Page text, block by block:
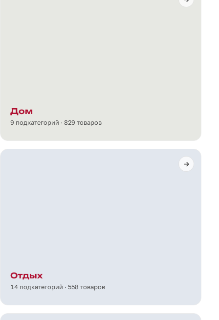
Дом
9 подкатегорий · 829 товаров
Отдых
14 подкатегорий · 558 товаров